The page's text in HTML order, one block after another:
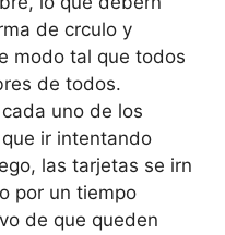
de crculo y
modo tal que todos
de todos.
uno de los
ir intentando
las tarjetas se irn
por un tiempo
de que queden